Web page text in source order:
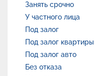
Занять срочно
У частного лица
Под залог
Под залог квартиры
Под залог авто
Без отказа